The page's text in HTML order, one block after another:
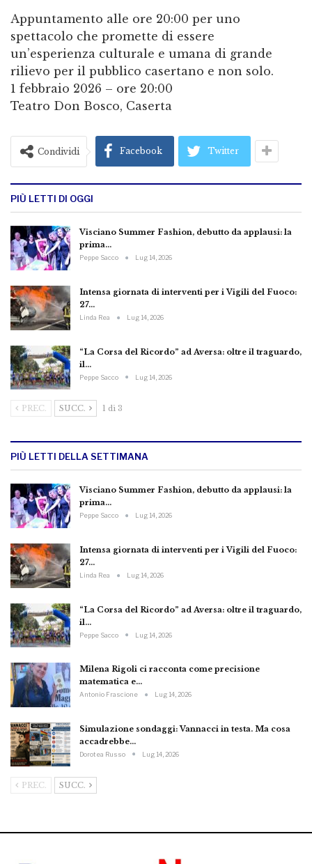
Appuntamento alle ore 20:00 per uno
spettacolo che promette di essere
un’esperienza culturale e umana di grande
rilievo per il pubblico casertano e non solo.
1 febbraio 2026 – ore 20:00
Teatro Don Bosco, Caserta
Condividi Facebook Twitter
PIÙ LETTI DI OGGI
Visciano Summer Fashion, debutto da applausi: la
prima…
Peppe Sacco Lug 14, 2026
Intensa giornata di interventi per i Vigili del Fuoco:
27…
Linda Rea Lug 14, 2026
“La Corsa del Ricordo” ad Aversa: oltre il traguardo,
il…
Peppe Sacco Lug 14, 2026
PREC. SUCC. 1 di 3
PIÙ LETTI DELLA SETTIMANA
Visciano Summer Fashion, debutto da applausi: la
prima…
Peppe Sacco Lug 14, 2026
Intensa giornata di interventi per i Vigili del Fuoco:
27…
Linda Rea Lug 14, 2026
“La Corsa del Ricordo” ad Aversa: oltre il traguardo,
il…
Peppe Sacco Lug 14, 2026
Milena Rigoli ci racconta come precisione
matematica e…
Antonio Frascione Lug 14, 2026
Simulazione sondaggi: Vannacci in testa. Ma cosa
accadrebbe…
Dorotea Russo Lug 14, 2026
PREC. SUCC.